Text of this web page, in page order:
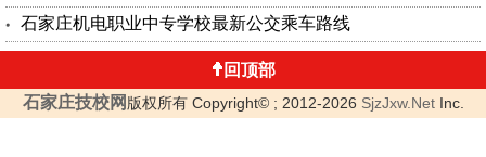
石家庄机电职业中专学校最新公交乘车路线
回顶部
石家庄技校网 版权所有 Copyright© ; 2012-2026 SjzJxw.NetInc.